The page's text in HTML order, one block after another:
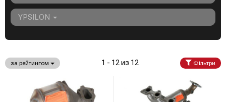
YPSILON
за рейтингом 1 - 12 из 12 Фільтри